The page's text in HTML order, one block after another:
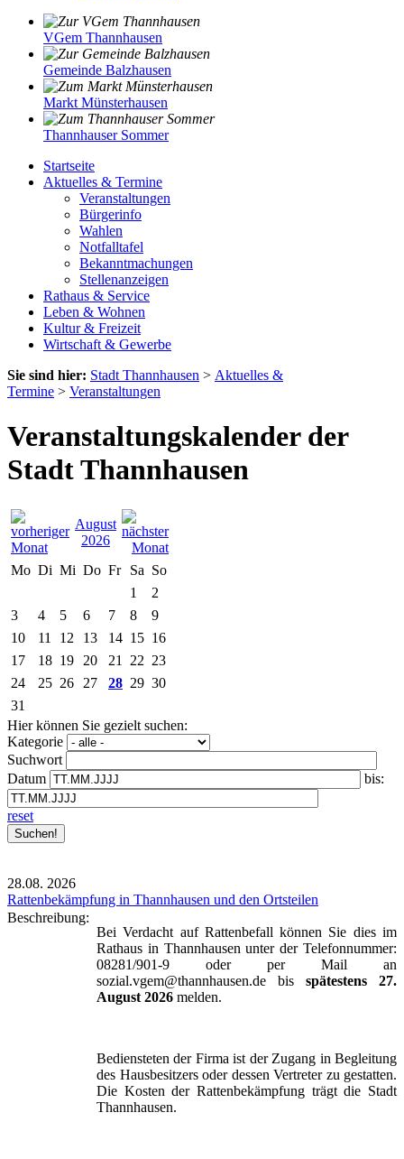
VGem Thannhausen
Gemeinde Balzhausen
Markt Münsterhausen
Thannhauser Sommer
Startseite
Aktuelles & Termine
Veranstaltungen
Bürgerinfo
Wahlen
Notfalltafel
Bekanntmachungen
Stellenanzeigen
Rathaus & Service
Leben & Wohnen
Kultur & Freizeit
Wirtschaft & Gewerbe
Sie sind hier: Stadt Thannhausen > Aktuelles &
Termine > Veranstaltungen
Veranstaltungskalender der
Stadt Thannhausen
August
2026
Mo Di Mi Do Fr Sa So
1
2
3
4 5 6 7 8
9
10
11 12 13 14 15 16
17
18 19 20 21 22 23
24
25 26 27 28 29 30
31
Hier können Sie gezielt suchen:
Kategorie
Suchwort
Datum
bis:
reset
28.08. 2026
Rattenbekämpfung in Thannhausen und den Ortsteilen
Beschreibung:
Bei Verdacht auf Rattenbefall können Sie dies im
Rathaus in Thannhausen unter der Telefonnummer:
08281/901-9 oder per Mail an
sozial.vgem@thannhausen.de bis spätestens 27.
August 2026 melden.
Bediensteten der Firma ist der Zugang in Begleitung
des Hausbesitzers oder dessen Vertreter zu gestatten.
Die Kosten der Rattenbekämpfung trägt die Stadt
Thannhausen.